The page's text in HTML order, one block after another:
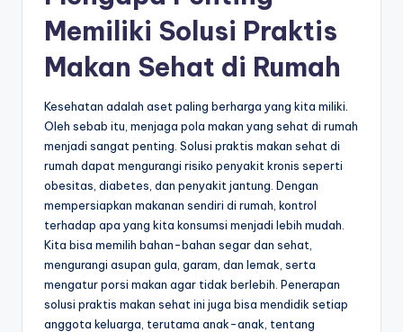
Memiliki Solusi Praktis
Makan Sehat di Rumah
Kesehatan adalah aset paling berharga yang kita miliki.
Oleh sebab itu, menjaga pola makan yang sehat di rumah
menjadi sangat penting. Solusi praktis makan sehat di
rumah dapat mengurangi risiko penyakit kronis seperti
obesitas, diabetes, dan penyakit jantung. Dengan
mempersiapkan makanan sendiri di rumah, kontrol
terhadap apa yang kita konsumsi menjadi lebih mudah.
Kita bisa memilih bahan-bahan segar dan sehat,
mengurangi asupan gula, garam, dan lemak, serta
mengatur porsi makan agar tidak berlebih. Penerapan
solusi praktis makan sehat ini juga bisa mendidik setiap
anggota keluarga, terutama anak-anak, tentang